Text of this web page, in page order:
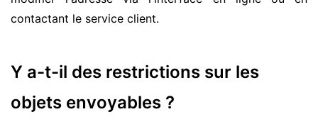
contactant le service client.
Y a-t-il des restrictions sur les
objets envoyables ?